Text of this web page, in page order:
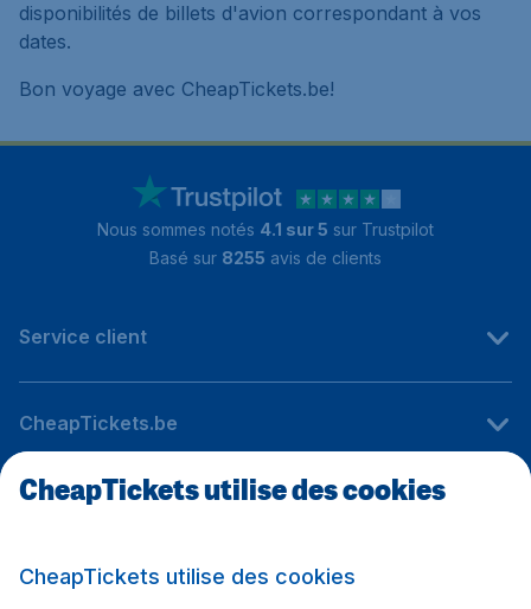
disponibilités de billets d'avion correspondant à vos
dates.
Bon voyage avec CheapTickets.be!
Nous sommes notés 4.1 sur 5 sur Trustpilot
Basé sur 8255 avis de clients
Service client
CheapTickets.be
Sites internationaux
Suivez CheapTickets.be
CheapTickets utilise des cookies
CheapTickets utilise des cookies